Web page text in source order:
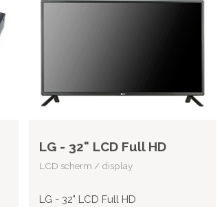
LG - 32" LCD Full HD
LCD scherm / display
LG - 32" LCD Full HD